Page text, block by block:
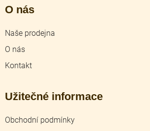
O nás
Naše prodejna
O nás
Kontakt
Užitečné informace
Obchodní podmínky